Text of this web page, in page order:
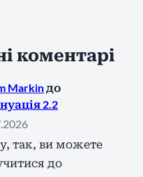
коментарі
Markinдо
2.2
так, ви можете
до